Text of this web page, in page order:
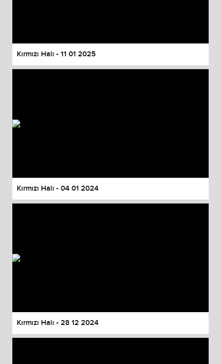
Kırmızı Halı - 11 01 2025
Kırmızı Halı - 04 01 2024
Kırmızı Halı - 28 12 2024